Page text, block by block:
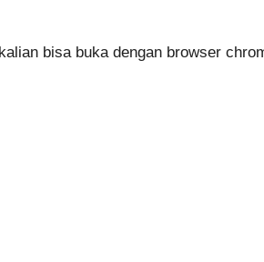
bisa buka dengan browser